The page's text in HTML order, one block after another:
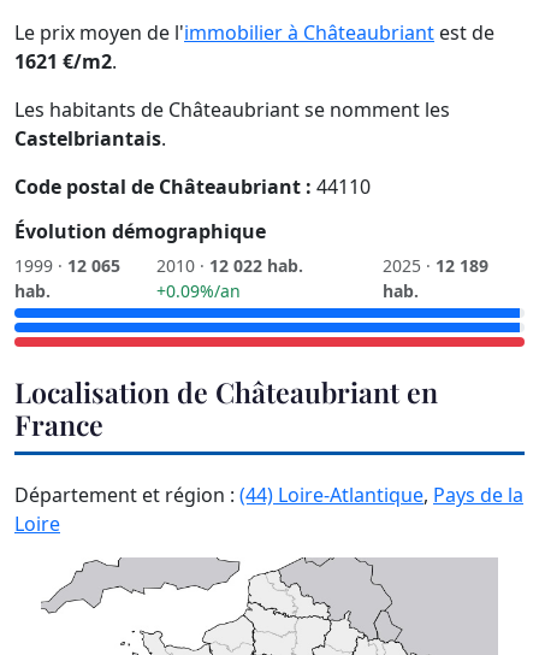
Le prix moyen de l'immobilier à Châteaubriant est de
1621 €/m2.
Les habitants de Châteaubriant se nomment les
Castelbriantais.
Code postal de Châteaubriant : 44110
Évolution démographique
1999 · 12 065
hab.
2010 · 12 022 hab.
+0.09%/an
2025 · 12 189
hab.
Localisation de Châteaubriant en
France
Département et région : (44) Loire-Atlantique, Pays de la
Loire